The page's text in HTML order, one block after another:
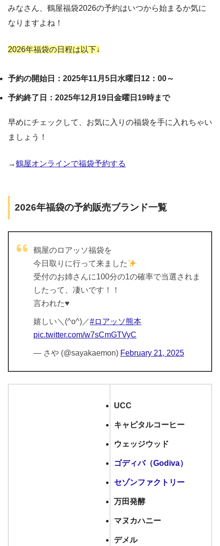
みなさん、鶴屋福袋2026の予約はいつから始まるか気に
なりますよね！
2026年福袋の日程は以下↓
予約の開始日：2025年11月5日水曜日12：00～
予約終了日：2025年12月19日金曜日19時まで
早めにチェックして、お気に入りの福袋を手に入れちゃい
ましょう！
→鶴屋オンラインで福袋予約する
2026年福袋の予約販売ブランド一覧
鶴屋のロアッソ福袋を
今日取りに行って来ました
受付のお姉さんに100分の1の確率で当選されま
したって、凄いです！！
言われた♥
嬉しい＼(^o^)／#ロアッソ熊本
pic.twitter.com/w7sCmGTVyC
— さや (@sayakaemon) February 21, 2025
UCC
キャピタルコーヒー
ウェッジウッド
ゴディバ（Godiva）
セゾンファクトリー
万田発酵
マヌカハニー
デメル